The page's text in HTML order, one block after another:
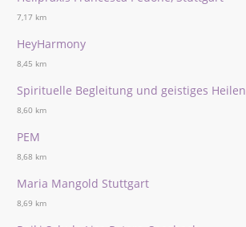
7,17 km
HeyHarmony
8,45 km
Spirituelle Begleitung und geistiges Heilen
8,60 km
PEM
8,68 km
Maria Mangold Stuttgart
8,69 km